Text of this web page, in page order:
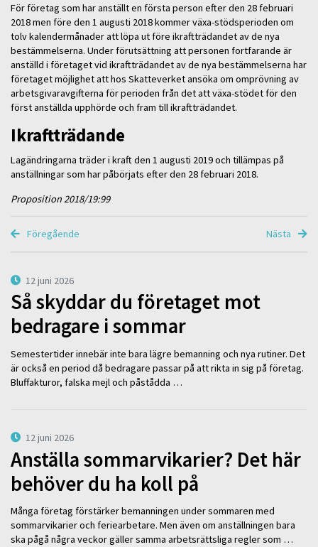
För företag som har anställt en första person efter den 28 februari
2018 men före den 1 augusti 2018 kommer växa-stödsperioden om
tolv kalendermånader att löpa ut före ikraftträdandet av de nya
bestämmelserna. Under förutsättning att personen fortfarande är
anställd i företaget vid ikraftträdandet av de nya bestämmelserna har
företaget möjlighet att hos Skatteverket ansöka om omprövning av
arbetsgivaravgifterna för perioden från det att växa-stödet för den
först anställda upphörde och fram till ikraftträdandet.
Ikraftträdande
Lagändringarna träder i kraft den 1 augusti 2019 och tillämpas på
anställningar som har påbörjats efter den 28 februari 2018.
Proposition 2018/19:99
Föregående Nästa
12 juni 2026
Så skyddar du företaget mot
bedragare i sommar
Semestertider innebär inte bara lägre bemanning och nya rutiner. Det
är också en period då bedragare passar på att rikta in sig på företag.
Bluffakturor, falska mejl och påstådda …
12 juni 2026
Anställa sommarvikarier? Det här
behöver du ha koll på
Många företag förstärker bemanningen under sommaren med
sommarvikarier och feriearbetare. Men även om anställningen bara
ska pågå några veckor gäller samma arbetsrättsliga regler som …